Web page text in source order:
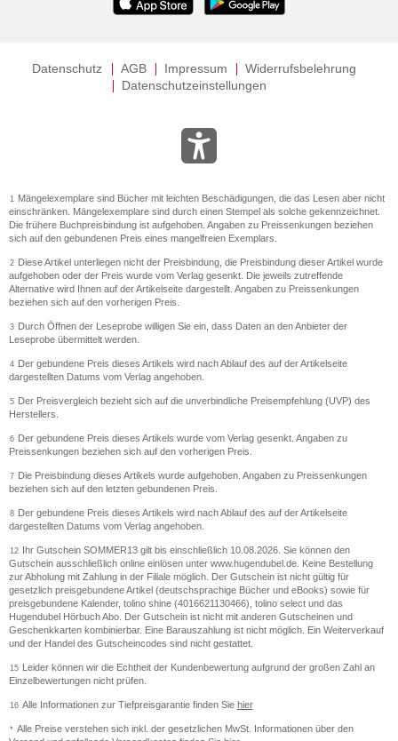
Datenschutz AGB Impressum
Widerrufsbelehrung
Datenschutzeinstellungen
1 Mängelexemplare sind Bücher mit leichten Beschädigungen, die das Lesen aber nicht
einschränken. Mängelexemplare sind durch einen Stempel als solche gekennzeichnet.
Die frühere Buchpreisbindung ist aufgehoben. Angaben zu Preissenkungen beziehen
sich auf den gebundenen Preis eines mangelfreien Exemplars.
2 Diese Artikel unterliegen nicht der Preisbindung, die Preisbindung dieser Artikel wurde
aufgehoben oder der Preis wurde vom Verlag gesenkt. Die jeweils zutreffende
Alternative wird Ihnen auf der Artikelseite dargestellt. Angaben zu Preissenkungen
beziehen sich auf den vorherigen Preis.
3 Durch Öffnen der Leseprobe willigen Sie ein, dass Daten an den Anbieter der
Leseprobe übermittelt werden.
4 Der gebundene Preis dieses Artikels wird nach Ablauf des auf der Artikelseite
dargestellten Datums vom Verlag angehoben.
5 Der Preisvergleich bezieht sich auf die unverbindliche Preisempfehlung (UVP) des
Herstellers.
6 Der gebundene Preis dieses Artikels wurde vom Verlag gesenkt. Angaben zu
Preissenkungen beziehen sich auf den vorherigen Preis.
7 Die Preisbindung dieses Artikels wurde aufgehoben. Angaben zu Preissenkungen
beziehen sich auf den letzten gebundenen Preis.
8 Der gebundene Preis dieses Artikels wird nach Ablauf des auf der Artikelseite
dargestellten Datums vom Verlag angehoben.
12 Ihr Gutschein SOMMER13 gilt bis einschließlich 10.08.2026. Sie können den
Gutschein ausschließlich online einlösen unter www.hugendubel.de. Keine Bestellung
zur Abholung mit Zahlung in der Filiale möglich. Der Gutschein ist nicht gültig für
gesetzlich preisgebundene Artikel (deutschsprachige Bücher und eBooks) sowie für
preisgebundene Kalender, tolino shine (4016621130466), tolino select und das
Hugendubel Hörbuch Abo. Der Gutschein ist nicht mit anderen Gutscheinen und
Geschenkkarten kombinierbar. Eine Barauszahlung ist nicht möglich. Ein Weiterverkauf
und der Handel des Gutscheincodes sind nicht gestattet.
15 Leider können wir die Echtheit der Kundenbewertung aufgrund der großen Zahl an
Einzelbewertungen nicht prüfen.
16 Alle Informationen zur Tiefpreisgarantie finden Sie hier
* Alle Preise verstehen sich inkl. der gesetzlichen MwSt. Informationen über den